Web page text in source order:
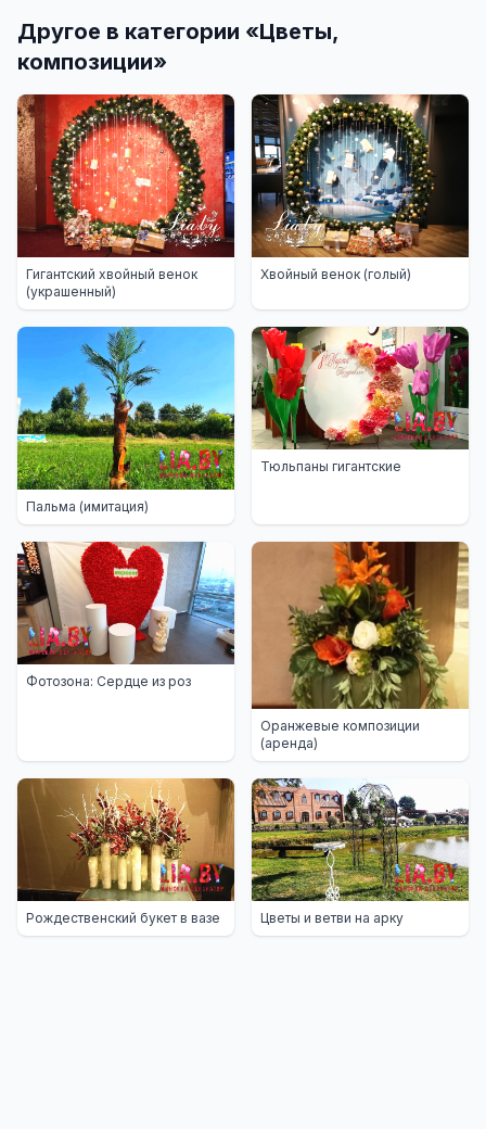
Другое в категории «Цветы,
композиции»
Гигантский хвойный венок
(украшенный)
Хвойный венок (голый)
Пальма (имитация)
Тюльпаны гигантские
Фотозона: Сердце из роз
Оранжевые композиции
(аренда)
Рождественский букет в вазе Цветы и ветви на арку